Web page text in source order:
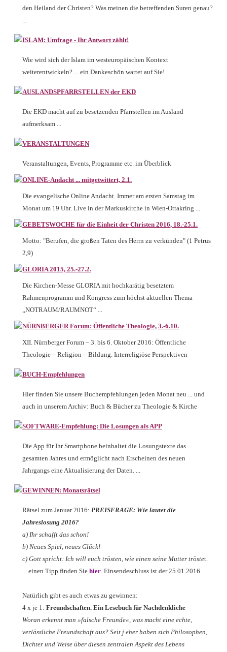
den Heiland der Christen? Was meinen die betreffenden Suren genau?
...
ISLAM: Umfrage - Ihr Antwort zählt!
Wie wird sich der Islam im westeuropäischen Kontext
weiterentwickeln? ... ein Dankeschön wartet auf Sie!
AUSLANDSPFARRSTELLEN der EKD
Die EKD macht auf zu besetzenden Pfarrstellen im Ausland
aufmerksam ...
VERANSTALTUNGEN
Veranstaltungen, Events, Programme etc. im Überblick
ONLINE-Andacht ... mitgetwittert, 2.1.
Die evangelische Online Andacht. Immer am ersten Samstag im
Monat um 19 Uhr. Live in der Markuskirche in Wien-Ottakring ...
GEBETSWOCHE für die Einheit der Christen 2016, 18.-25.1.
Motto: "Berufen, die großen Taten des Herrn zu verkünden" (1 Petrus
2,9)
GLORIA 2015, 25.-27.2.
Die Kirchen-Messe GLORIA mit hochkarätig besetztem
Rahmenprogramm und Kongress zum höchst aktuellen Thema
„NOTRAUM/RAUMNOT“ ...
NÜRNBERGER Forum: Öffentliche Theologie, 3.-6.10.
XII. Nürnberger Forum – 3. bis 6. Oktober 2016: Öffentliche
Theologie – Religion – Bildung. Interreligiöse Perspektiven
BUCH-Empfehlungen
Hier finden Sie unsere Buchempfehlungen jeden Monat neu ... und
auch in unserem Archiv: Buch & Bücher zu Theologie & Kirche
SOFTWARE-Empfehlung: Die Losungen als APP
Die App für Ihr Smartphone beinhaltet die Losungstexte das
gesamten Jahres und ermöglicht nach Erscheinen des neuen
Jahrgangs eine Aktualisierung der Daten. ...
GEWINNEN: Monatsrätsel
Rätsel zum Januar 2016: PREISFRAGE: Wie lautet die
Jahreslosung 2016?
a) Ihr schafft das schon!
b) Neues Spiel, neues Glück!
c) Gott spricht: Ich will euch trösten, wie einen seine Mutter tröstet.
... einen Tipp finden Sie hier. Einsendeschluss ist der 25.01.2016.
Natürlich gibt es auch etwas zu gewinnen:
4 x je 1: Freundschaften. Ein Lesebuch für Nachdenkliche
Woran erkennt man »falsche Freunde«, was macht eine echte,
verlässliche Freundschaft aus? Seit j eher haben sich Philosophen,
Dichter und Weise über diesen zentralen Aspekt des Lebens